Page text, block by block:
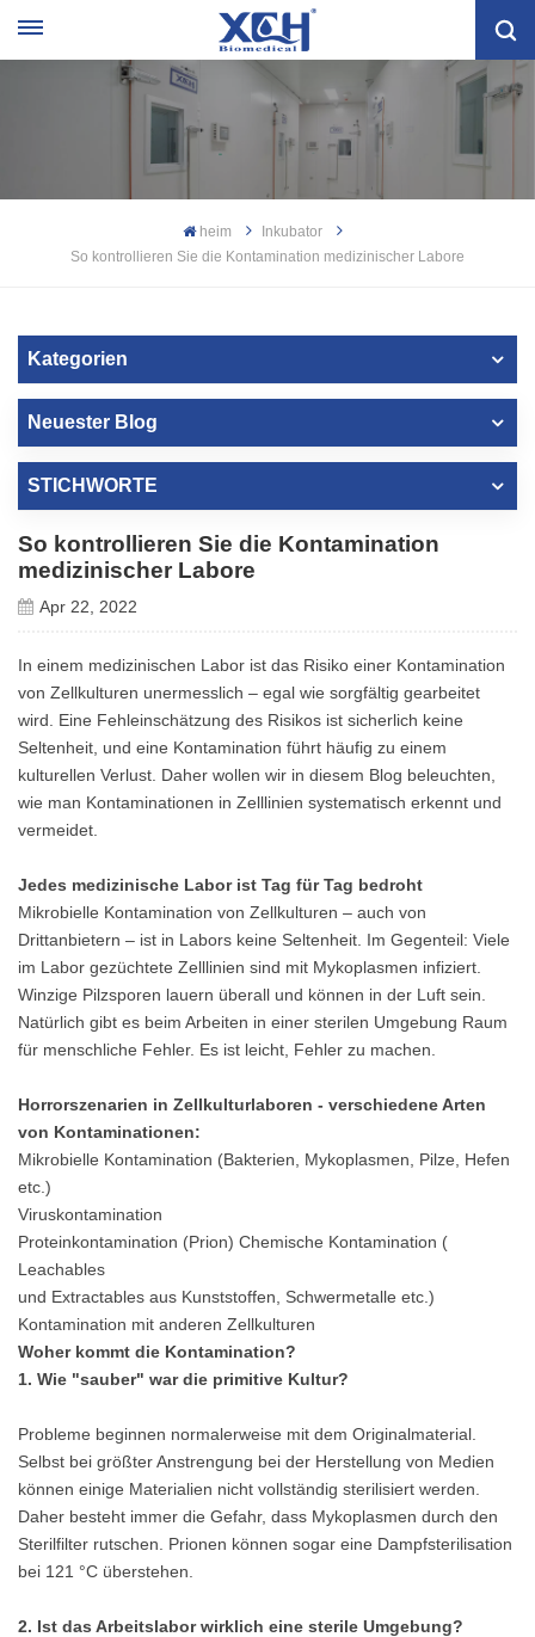
heim
Inkubator
So kontrollieren Sie die Kontamination medizinischer Labore
Kategorien
Neuester Blog
STICHWORTE
So kontrollieren Sie die Kontamination
medizinischer Labore
Apr 22, 2022
In einem medizinischen Labor ist das Risiko einer Kontamination
von Zellkulturen unermesslich – egal wie sorgfältig gearbeitet
wird. Eine Fehleinschätzung des Risikos ist sicherlich keine
Seltenheit, und eine Kontamination führt häufig zu einem
kulturellen Verlust. Daher wollen wir in diesem Blog beleuchten,
wie man Kontaminationen in Zelllinien systematisch erkennt und
vermeidet.
Jedes medizinische Labor ist Tag für Tag bedroht
Mikrobielle Kontamination von Zellkulturen – auch von
Drittanbietern – ist in Labors keine Seltenheit. Im Gegenteil: Viele
im Labor gezüchtete Zelllinien sind mit Mykoplasmen infiziert.
Winzige Pilzsporen lauern überall und können in der Luft sein.
Natürlich gibt es beim Arbeiten in einer sterilen Umgebung Raum
für menschliche Fehler. Es ist leicht, Fehler zu machen.
Horrorszenarien in Zellkulturlaboren - verschiedene Arten
von Kontaminationen:
Mikrobielle Kontamination (Bakterien, Mykoplasmen, Pilze, Hefen
etc.)
Viruskontamination
Proteinkontamination (Prion) Chemische Kontamination (
Leachables
und Extractables aus Kunststoffen, Schwermetalle etc.)
Kontamination mit anderen Zellkulturen
Woher kommt die Kontamination?
1. Wie "sauber" war die primitive Kultur?
Probleme beginnen normalerweise mit dem Originalmaterial.
Selbst bei größter Anstrengung bei der Herstellung von Medien
können einige Materialien nicht vollständig sterilisiert werden.
Daher besteht immer die Gefahr, dass Mykoplasmen durch den
Sterilfilter rutschen. Prionen können sogar eine Dampfsterilisation
bei 121 °C überstehen.
2. Ist das Arbeitslabor wirklich eine sterile Umgebung?